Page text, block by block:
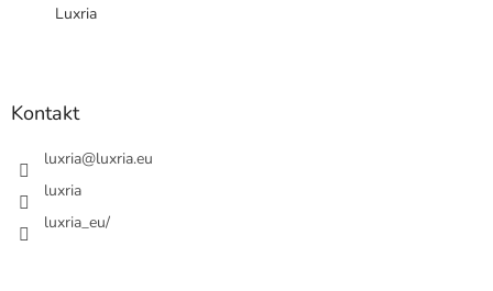
Luxria
Kontakt
luxria@luxria.eu
luxria
luxria_eu/